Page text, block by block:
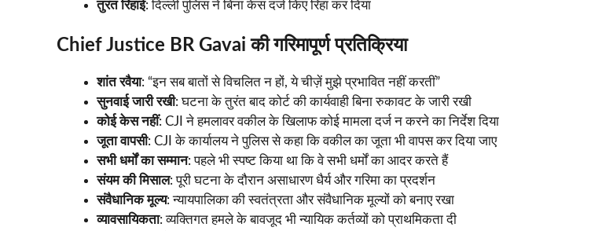
तुरंत रिहाई: दिल्ली पुलिस ने बिना केस दर्ज किए रिहा कर दिया
Chief Justice BR Gavai की गरिमापूर्ण प्रतिक्रिया
शांत रवैया: “इन सब बातों से विचलित न हों, ये चीज़ें मुझे प्रभावित नहीं करतीं”
सुनवाई जारी रखी: घटना के तुरंत बाद कोर्ट की कार्यवाही बिना रुकावट के जारी रखी
कोई केस नहीं: CJI ने हमलावर वकील के खिलाफ कोई मामला दर्ज न करने का निर्देश दिया
जूता वापसी: CJI के कार्यालय ने पुलिस से कहा कि वकील का जूता भी वापस कर दिया जाए
सभी धर्मों का सम्मान: पहले भी स्पष्ट किया था कि वे सभी धर्मों का आदर करते हैं
संयम की मिसाल: पूरी घटना के दौरान असाधारण धैर्य और गरिमा का प्रदर्शन
संवैधानिक मूल्य: न्यायपालिका की स्वतंत्रता और संवैधानिक मूल्यों को बनाए रखा
व्यावसायिकता: व्यक्तिगत हमले के बावजूद भी न्यायिक कर्तव्यों को प्राथमिकता दी